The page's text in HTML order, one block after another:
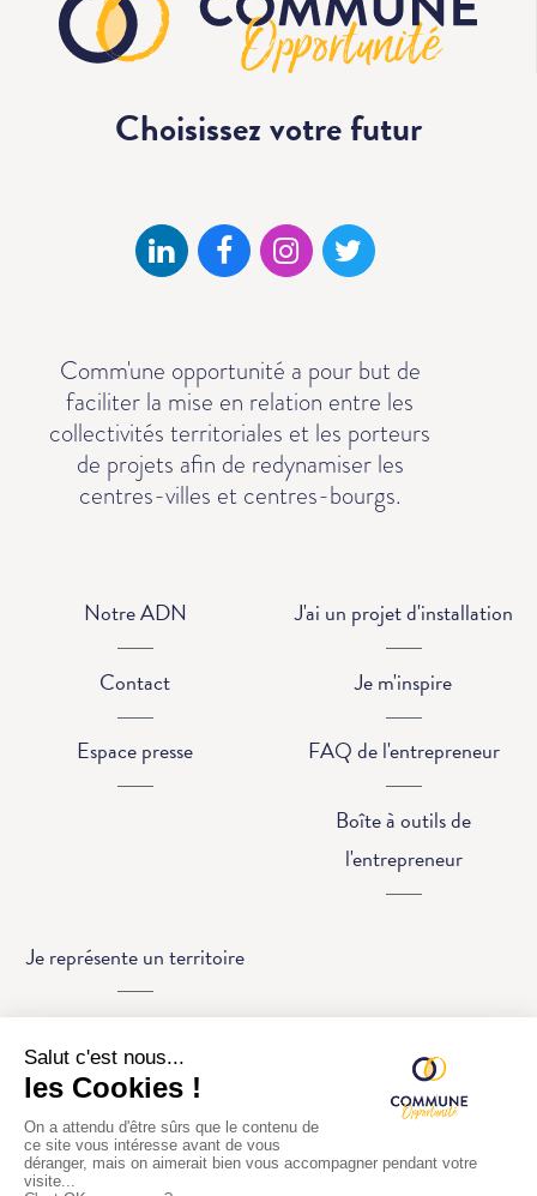
Choisissez votrefutur
Comm'une opportunité a pour but de
faciliter la mise en relation entre les
collectivités territoriales et les porteurs
de projets afin de redynamiser les
centres-villes et centres-bourgs.
Notre ADN
Contact
Espace presse
J'ai un projet d'installation
Je m'inspire
FAQ de l'entrepreneur
Boîte à outils de
l'entrepreneur
Je représente un territoire
FAQ des territoires
Solutions pour les
territoires